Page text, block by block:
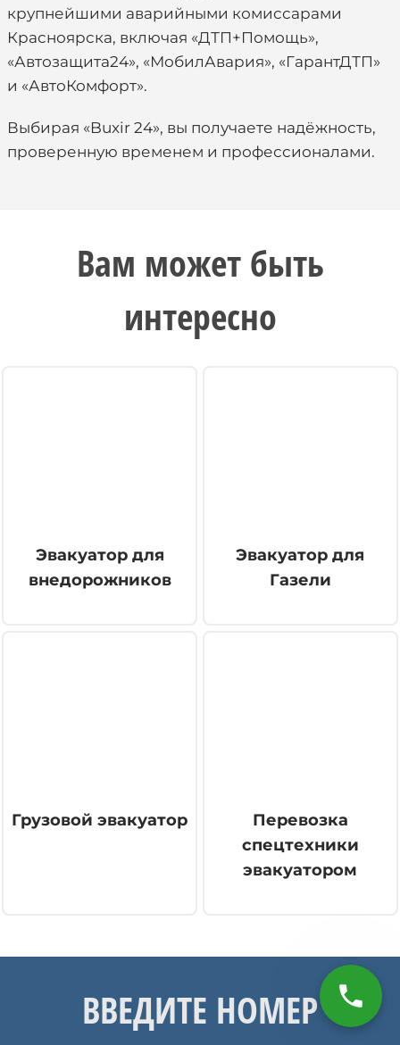
крупнейшими аварийными комиссарами
Красноярска, включая «ДТП+Помощь»,
«Автозащита24», «МобилАвария», «ГарантДТП»
и «АвтоКомфорт».
Выбирая «Buxir 24», вы получаете надёжность,
проверенную временем и профессионалами.
Вам может быть
интересно
Эвакуатор для
внедорожников
Эвакуатор для
Газели
Грузовой эвакуатор
Перевозка
спецтехники
эвакуатором
ВВЕДИТЕ НОМЕР